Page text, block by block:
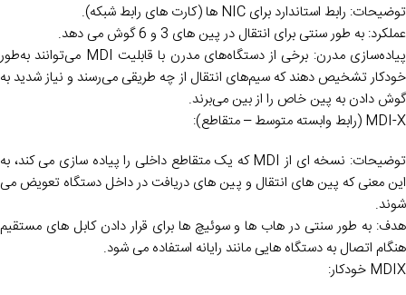
توضیحات: رابط استاندارد برای NIC ها (کارت های رابط شبکه).
عملکرد: به طور سنتی برای انتقال در پین های 3 و 6 گوش می دهد.
پیاده‌سازی مدرن: برخی از دستگاه‌های مدرن با قابلیت MDI می‌توانند به‌طور
خودکار تشخیص دهند که سیم‌های انتقال از چه طریقی می‌رسند و نیاز شدید به
گوش دادن به پین خاص را از بین می‌برند.
MDI-X (رابط وابسته متوسط – متقاطع):
توضیحات: نسخه ای از MDI که یک متقاطع داخلی را پیاده سازی می کند، به
این معنی که پین های انتقال و پین های دریافت در داخل دستگاه تعویض می
شوند.
هدف: به طور سنتی در هاب ها و سوئیچ ها برای قرار دادن کابل های مستقیم
هنگام اتصال به دستگاه هایی مانند رایانه استفاده می شود.
MDIX خودکار: